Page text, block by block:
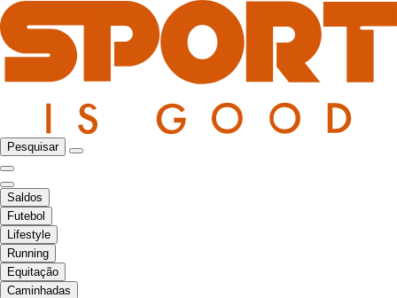
Pesquisar
Saldos
Futebol
Lifestyle
Running
Equitação
Caminhadas